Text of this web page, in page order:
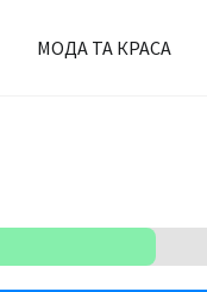
МОДА ТА КРАСА